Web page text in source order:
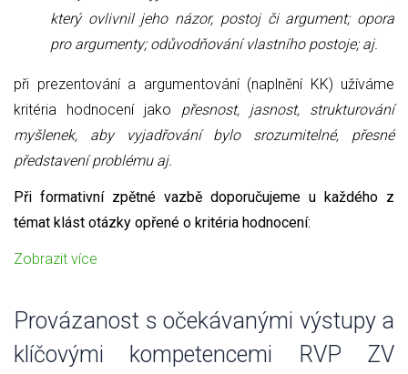
který ovlivnil jeho názor, postoj či argument; opora
pro argumenty; odůvodňování vlastního postoje; aj.
při prezentování a argumentování (naplnění KK) užíváme
kritéria hodnocení jako přesnost, jasnost, strukturování
myšlenek, aby vyjadřování bylo srozumitelné, přesné
představení problému aj.
Při formativní zpětné vazbě doporučujeme u každého z
témat klást otázky opřené o kritéria hodnocení:
Zobrazit více
Provázanost s očekávanými výstupy a
klíčovými kompetencemi RVP ZV